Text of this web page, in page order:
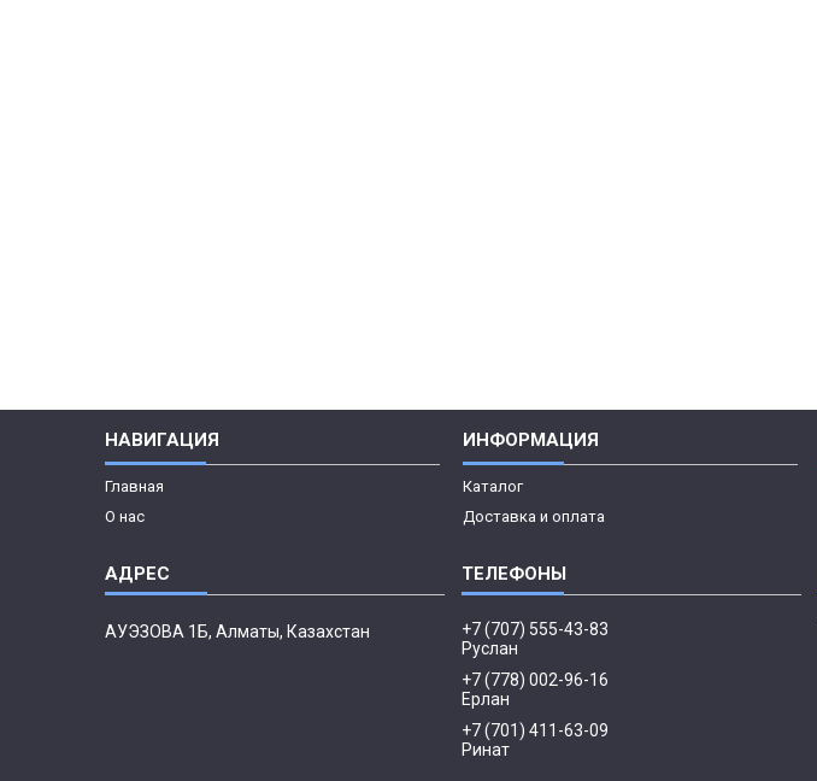
НАВИГАЦИЯ
Главная
О нас
ИНФОРМАЦИЯ
Каталог
Доставка и оплата
АУЭЗОВА 1Б, Алматы, Казахстан
+7 (707) 555-43-83
Руслан
+7 (778) 002-96-16
Ерлан
+7 (701) 411-63-09
Ринат